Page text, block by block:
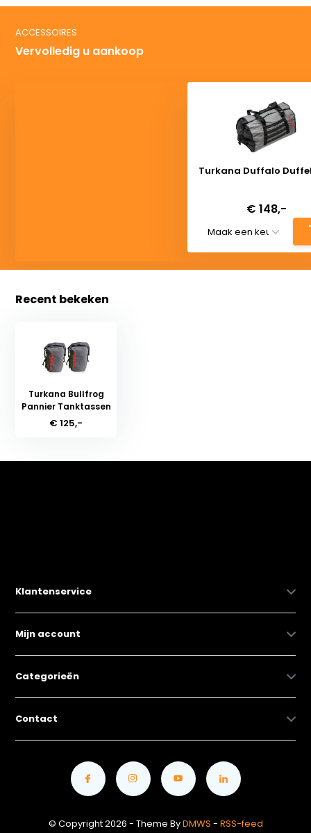
ACCESSOIRES
Vervolledig u aankoop
Turkana Duffalo
€ 148,-
Recent bekeken
Turkana Bullfrog
Pannier Tanktassen
€ 125,-
Klantenservice
Mijn account
Categorieën
Contact
© Copyright 2026 - Theme ByDMWS - RSS-feed